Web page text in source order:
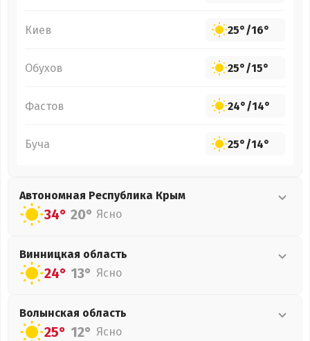
Киев 25°/16°
Обухов 25°/15°
Фастов 24°/14°
Буча 25°/14°
Автономная Республика Крым
34° 20° Ясно
Винницкая область
24° 13° Ясно
Волынская область
25° 12° Ясно